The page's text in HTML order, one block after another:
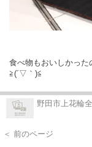
食べ物もおいしかった
≧(´▽｀)≦
野田市上花輪
＜ 前のページ